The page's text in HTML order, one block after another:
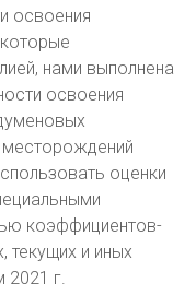
освоения
нами выполнена
освоения
месторождений
оценки
коэффициентов-
текущих и иных
2021 г.